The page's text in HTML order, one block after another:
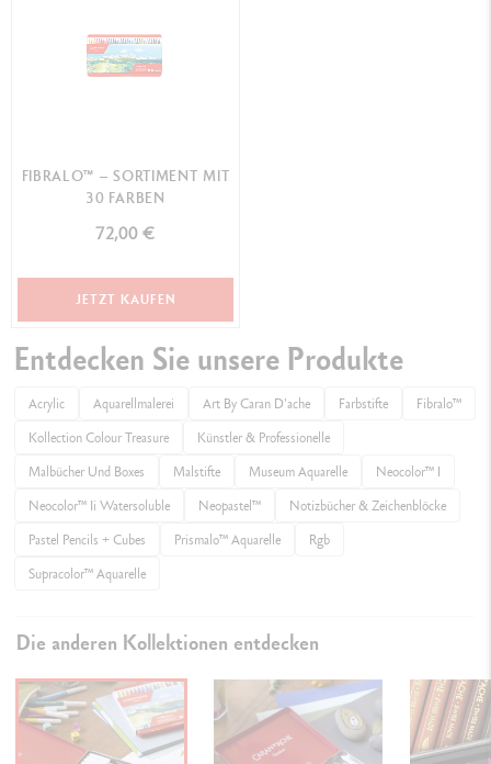
FIBRALO™ – SORTIMENT MIT
30 FARBEN
72,00 €
JETZT KAUFEN
Entdecken Sie unsere Produkte
Acrylic Aquarellmalerei Art By Caran D'ache Farbstifte
Fibralo™
Kollection Colour Treasure
Künstler & Professionelle
Malbücher Und Boxes
Malstifte​ Museum Aquarelle
Neocolor™ I
Neocolor™ Ii Watersoluble
Neopastel™
Notizbücher & Zeichenblöcke
Pastel Pencils + Cubes
Prismalo™ Aquarelle
Rgb
Supracolor™ Aquarelle
Die anderen Kollektionen entdecken